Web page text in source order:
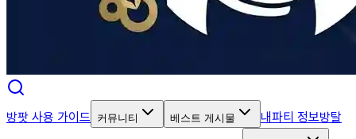
방팟 사용 가이드 커뮤니티 베스트 게시물 내파티 정보방탈